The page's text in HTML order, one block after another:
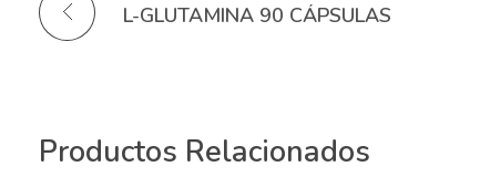
L-GLUTAMINA 90 CÁPSULAS
Productos Relacionados